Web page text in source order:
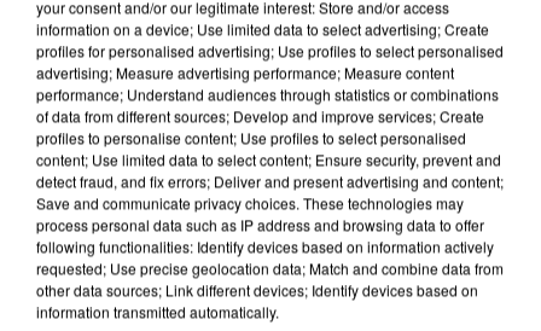
UN SECOND CADRE DE LA DZ MAFIA
your consent and/or our legitimate interest: Store and/or access
information on a device; Use limited data to select advertising; Create
profiles for personalised advertising; Use profiles to select personalised
advertising; Measure advertising performance; Measure content
performance; Understand audiences through statistics or combinations
of data from different sources; Develop and improve services; Create
profiles to personalise content; Use profiles to select personalised
content; Use limited data to select content; Ensure security, prevent and
detect fraud, and fix errors; Deliver and present advertising and content;
Save and communicate privacy choices. These technologies may
process personal data such as IP address and browsing data to offer
following functionalities: Identify devices based on information actively
requested; Use precise geolocation data; Match and combine data from
other data sources; Link different devices; Identify devices based on
information transmitted automatically.